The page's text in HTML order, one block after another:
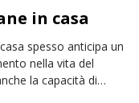
in casa
spesso anticipa un
nella vita del
la capacità di